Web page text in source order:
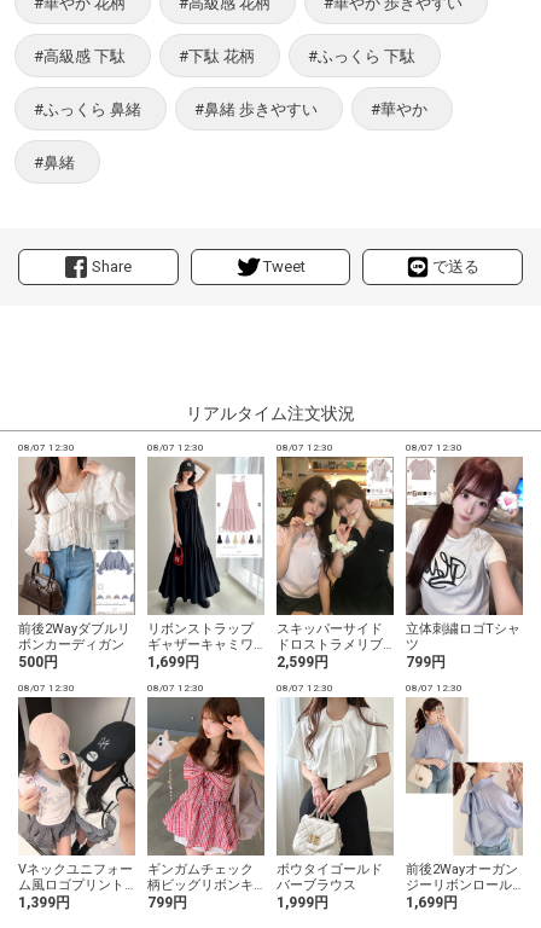
Share Tweet で送る
#高級感 下駄 #下駄 花柄 #ふっくら 下駄
#ふっくら 鼻緒 #鼻緒 歩きやすい #華やか
#鼻緒
リアルタイム注文状況
08/07 12:30
前後2Wayダブルリ
ボンカーディガン
500円
08/07 12:30
リボンストラップ
ギャザーキャミワ
ンピース
1,699円
08/07 12:30
スキッパーサイド
ドロストラメリブ
トップス
2,599円
08/07 12:30
立体刺繍ロゴTシャ
ツ
799円
08/07 12:30
Vネックユニフォー
ム風ロゴプリント
トップス
1,399円
08/07 12:30
ギンガムチェック
柄ビッグリボンキ
ャミソールチュニ
799円
08/07 12:30
ボウタイゴールド
バーブラウス
1,999円
08/07 12:30
前後2Wayオーガン
ジーリボンロール
ネックブラウス
1,699円